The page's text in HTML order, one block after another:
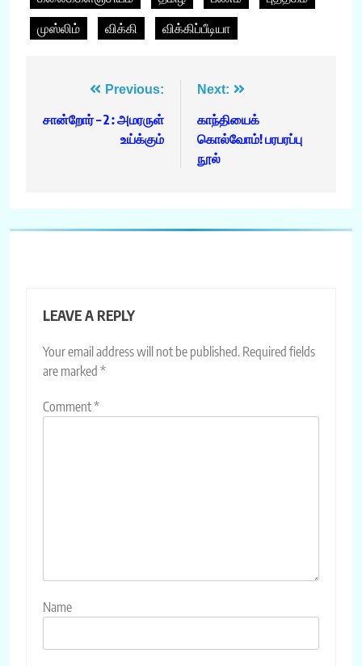
முஸ்லிம்
விக்கி விக்கிப்பீடியா
navigation
Previous:
சான்றோர் – 2 : அமரருள்
உய்க்கும்
Next:
காந்தியைக்
கொல்வோம்! பரபரப்பு
நூல்
LEAVE A REPLY
Your email address will not be published. Required fields
are marked *
Comment*
Name